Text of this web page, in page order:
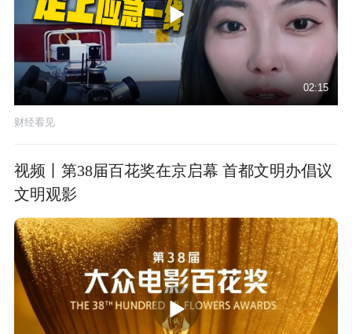
02:15
财经看见
视频丨第38届百花奖在京启幕 首都文明办倡议
文明观影